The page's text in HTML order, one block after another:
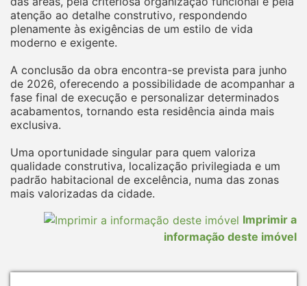
atenção ao detalhe construtivo, respondendo
plenamente às exigências de um estilo de vida
moderno e exigente.
A conclusão da obra encontra-se prevista para junho
de 2026, oferecendo a possibilidade de acompanhar a
fase final de execução e personalizar determinados
acabamentos, tornando esta residência ainda mais
exclusiva.
Uma oportunidade singular para quem valoriza
qualidade construtiva, localização privilegiada e um
padrão habitacional de excelência, numa das zonas
mais valorizadas da cidade.
Imprimir a
informação deste imóvel